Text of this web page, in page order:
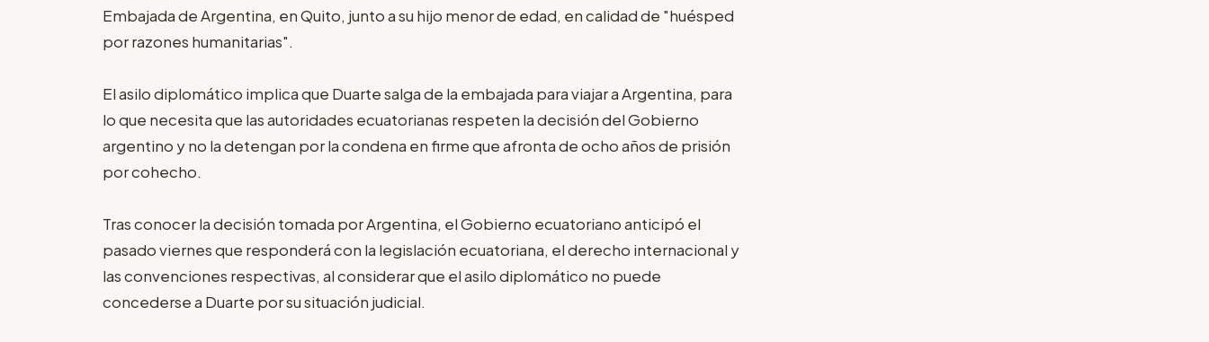
Embajada de Argentina, en Quito, junto a su hijo menor de edad, en calidad de "huésped
por razones humanitarias".
El asilo diplomático implica que Duarte salga de la embajada para viajar a Argentina, para
lo que necesita que las autoridades ecuatorianas respeten la decisión del Gobierno
argentino y no la detengan por la condena en firme que afronta de ocho años de prisión
por cohecho.
Tras conocer la decisión tomada por Argentina, el Gobierno ecuatoriano anticipó el
pasado viernes que responderá con la legislación ecuatoriana, el derecho internacional y
las convenciones respectivas, al considerar que el asilo diplomático no puede
concederse a Duarte por su situación judicial.